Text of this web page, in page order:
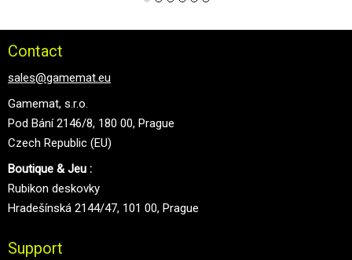
Contact
sales@gamemat.eu
Gamemat, s.r.o.
Pod Bání 2146/8, 180 00, Prague
Czech Republic (EU)
Boutique & Jeu :
Rubikon deskovky
Hradešínská 2144/47, 101 00, Prague
Support